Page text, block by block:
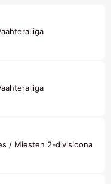
/ Miesten 2-divisioona